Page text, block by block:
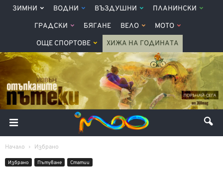
ЗИМНИ ВОДНИ ВЪЗДУШНИ ПЛАНИНСКИ
ГРАДСКИ БЯГАНЕ ВЕЛО МОТО
ОЩЕ СПОРТОВЕ ХИЖА НА ГОДИНАТА
Начало Избрано
Избрано Пътуване Статии